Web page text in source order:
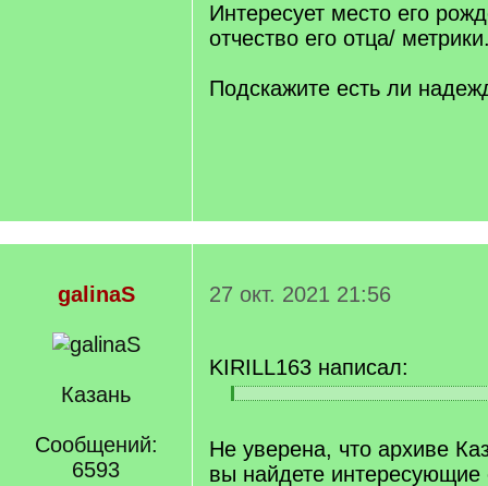
Интересует место его
отчество его отца/
Подскажите есть ли
galinaS
Казань
Сообщений:
6593
27 окт. 2021 21:56
KIRILL163 написал:
[
]
[
q
]
Не уверена, что архиве
вы найдете интересующие